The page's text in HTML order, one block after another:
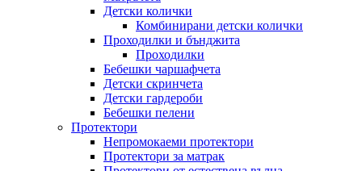
Детски колички
Комбинирани детски колички
Проходилки и бънджита
Проходилки
Бебешки чаршафчета
Детски скринчета
Детски гардероби
Бебешки пелени
Протектори
Непромокаеми протектори
Протектори за матрак